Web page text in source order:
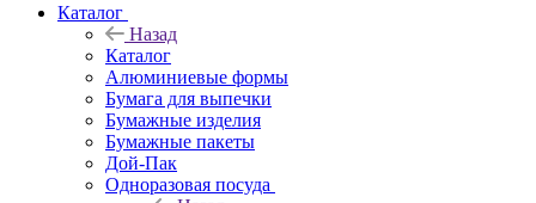
Каталог
Назад
Каталог
Алюминиевые формы
Бумага для выпечки
Бумажные изделия
Бумажные пакеты
Дой-Пак
Одноразовая посуда